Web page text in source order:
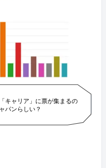
キャリア」に票が集まるの
パンらしい？